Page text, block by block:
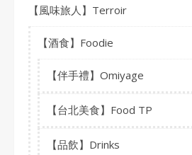
【風味旅人】Terroir
【酒食】Foodie
【伴手禮】Omiyage
【台北美食】Food TP
【品飲】Drinks